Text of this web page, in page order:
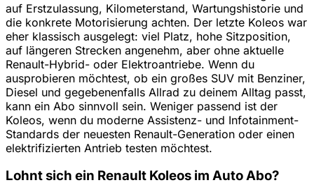
auf Erstzulassung, Kilometerstand, Wartungshistorie und
die konkrete Motorisierung achten. Der letzte Koleos war
eher klassisch ausgelegt: viel Platz, hohe Sitzposition,
auf längeren Strecken angenehm, aber ohne aktuelle
Renault-Hybrid- oder Elektroantriebe. Wenn du
ausprobieren möchtest, ob ein großes SUV mit Benziner,
Diesel und gegebenenfalls Allrad zu deinem Alltag passt,
kann ein Abo sinnvoll sein. Weniger passend ist der
Koleos, wenn du moderne Assistenz- und Infotainment-
Standards der neuesten Renault-Generation oder einen
elektrifizierten Antrieb testen möchtest.
Lohnt sich ein Renault Koleos im Auto Abo?